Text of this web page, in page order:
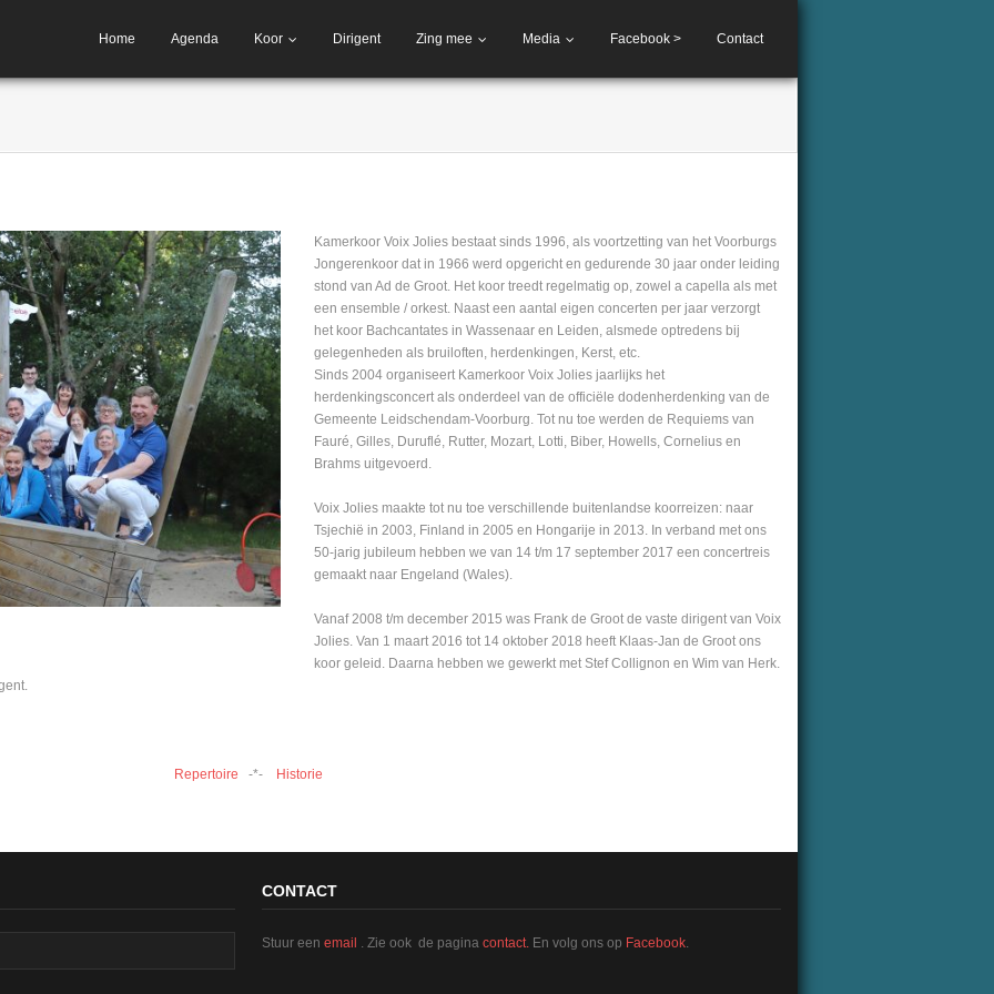
Home Agenda Koor Dirigent Zing mee Media Facebook > Contact
Kamerkoor Voix Jolies bestaat sinds 1996, als voortzetting van het Voorburgs
Jongerenkoor dat in 1966 werd opgericht en gedurende 30 jaar onder leiding
stond van Ad de Groot. Het koor treedt regelmatig op, zowel a capella als met
een ensemble / orkest. Naast een aantal eigen concerten per jaar verzorgt
het koor Bachcantates in Wassenaar en Leiden, alsmede optredens bij
gelegenheden als bruiloften, herdenkingen, Kerst, etc.
Sinds 2004 organiseert Kamerkoor Voix Jolies jaarlijks het
herdenkingsconcert als onderdeel van de officiële dodenherdenking van de
Gemeente Leidschendam-Voorburg. Tot nu toe werden de Requiems van
Fauré, Gilles, Duruflé, Rutter, Mozart, Lotti, Biber, Howells, Cornelius en
Brahms uitgevoerd.
Voix Jolies maakte tot nu toe verschillende buitenlandse koorreizen: naar
Tsjechië in 2003, Finland in 2005 en Hongarije in 2013. In verband met ons
50-jarig jubileum hebben we van 14 t/m 17 september 2017 een concertreis
gemaakt naar Engeland (Wales).
Vanaf 2008 t/m december 2015 was Frank de Groot de vaste dirigent van Voix
Jolies. Van 1 maart 2016 tot 14 oktober 2018 heeft Klaas-Jan de Groot ons
koor geleid. Daarna hebben we gewerkt met Stef Collignon en Wim van Herk.
Repertoire -*- Historie
CONTACT
Stuur eenemail . Zie ook de paginacontact. En volg ons op Facebook.